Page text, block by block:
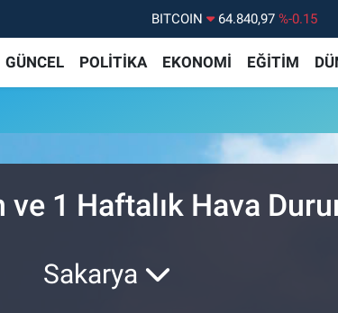
BITCOIN 64.840,97 %-0.15
47,7436
%0.18
EURO
55,2510 %0.32
GRAM ALTIN
6660.55 %0
GÜNCEL POLİTİKA EKONOMİ EĞİTİM
ve 1 Haftalık Hava
Sakarya